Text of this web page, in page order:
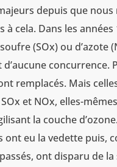
depuis que nous
à cela. Dans les années
(SOx) ou d’azote
concurrence.
remplacés. Mais
et NOx, elles-
la couche
ont eu la vedette puis,
ont disparu de la